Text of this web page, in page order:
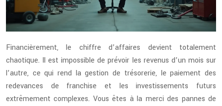
Financièrement, le chiffre d’affaires devient totalement
chaotique. Il est impossible de prévoir les revenus d’un mois sur
l’autre, ce qui rend la gestion de trésorerie, le paiement des
redevances de franchise et les investissements futurs
extrêmement complexes. Vous êtes à la merci des pannes de